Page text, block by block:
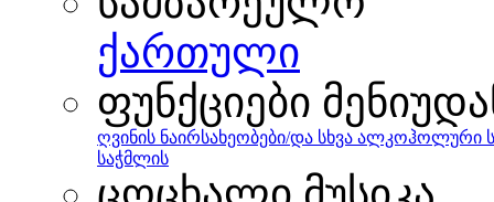
ქართული
ფუნქციები
ღვინის ნაირსახეობები/და სხვა ალკოჰოლური
საჭმლის